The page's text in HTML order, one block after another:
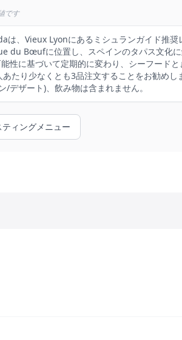
です
、Vieux Lyonにあるミシュランガイド推奨
du Bœufに位置し、スペインのタパス文化に
性に基づいて定期的に変わり、シーフード
たり少なくとも3品注文することをお勧めし
デザート)、飲み物は含まれません。
ティングメニュー